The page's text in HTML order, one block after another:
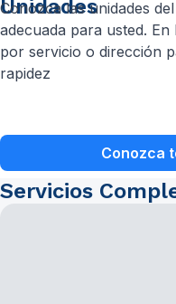
Unidades
Conozca las unidades
adecuada para usted.
por servicio o dirección
rapidez
Conozca
Servicios